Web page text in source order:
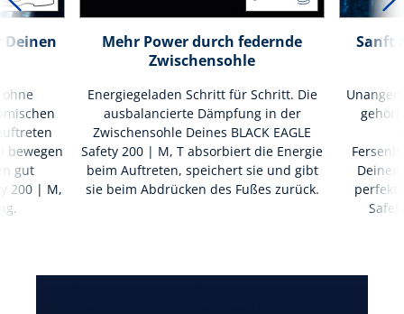
bewegen
gut
200 | M,
Mehr Power durch federnde
Zwischensohle
Energiegeladen Schritt für Schritt. Die
ausbalancierte Dämpfung in der
Zwischensohle Deines BLACK EAGLE
Safety 200 | M, T absorbiert die Energie
beim Auftreten, speichert sie und gibt
sie beim Abdrücken des Fußes zurück.
Sanft
gehört